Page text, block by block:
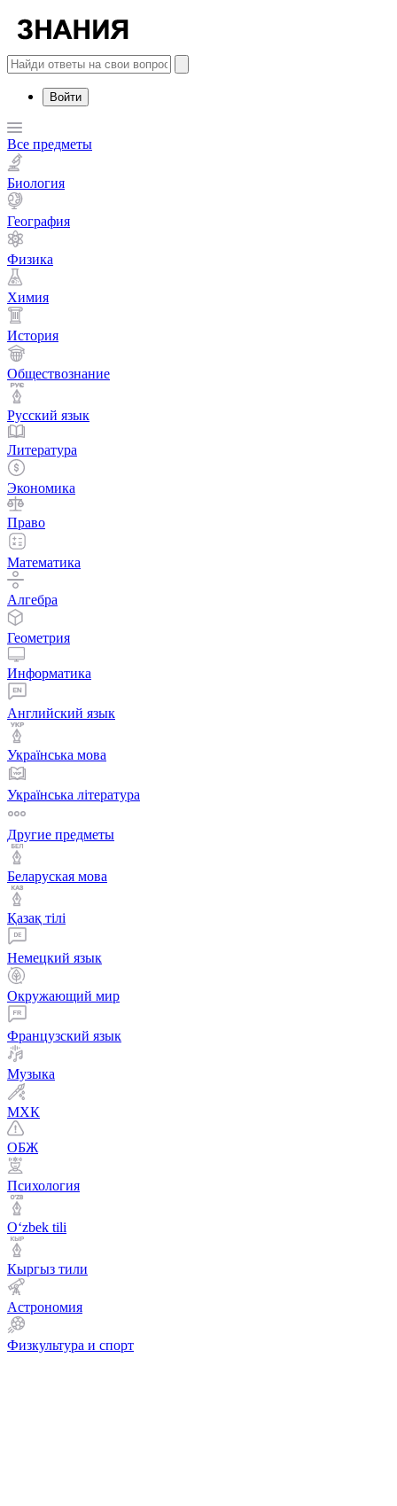
Войти
Все предметы
Биология
География
Физика
Химия
История
Обществознание
Русский язык
Литература
Экономика
Право
Математика
Алгебра
Геометрия
Информатика
Английский язык
Українська мова
Українська література
Другие предметы
Беларуская мова
Қазақ тiлi
Немецкий язык
Окружающий мир
Французский язык
Музыка
МХК
ОБЖ
Психология
Оʻzbek tili
Кыргыз тили
Астрономия
Физкультура и спорт